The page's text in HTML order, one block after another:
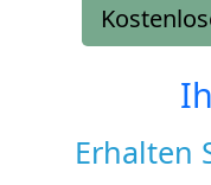
Erhalten